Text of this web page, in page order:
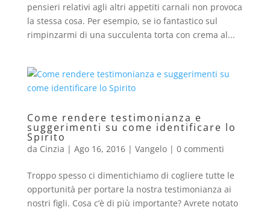
pensieri relativi agli altri appetiti carnali non provoca
la stessa cosa. Per esempio, se io fantastico sul
rimpinzarmi di una succulenta torta con crema al...
Come rendere testimonianza e
suggerimenti su come identificare lo
Spirito
da Cinzia | Ago 16, 2016| Vangelo| 0 commenti
Troppo spesso ci dimentichiamo di cogliere tutte le
opportunità per portare la nostra testimonianza ai
nostri figli. Cosa c’è di più importante? Avrete notato